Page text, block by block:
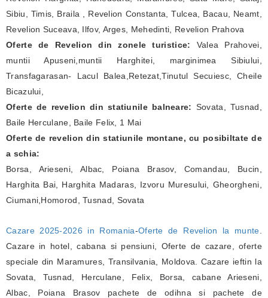
Sibiu, Timis, Braila , Revelion Constanta, Tulcea, Bacau, Neamt,
Revelion Suceava, Ilfov, Arges, Mehedinti, Revelion Prahova
Oferte de Revelion din zonele turistice: Valea Prahovei,
muntii Apuseni,muntii Harghitei, marginimea Sibiului,
Transfagarasan- Lacul Balea,Retezat,Tinutul Secuiesc, Cheile
Bicazului,
Oferte de revelion din statiunile balneare: Sovata, Tusnad,
Baile Herculane, Baile Felix, 1 Mai
Oferte de revelion din statiunile montane, cu posibiltate de
a schia:
Borsa, Arieseni, Albac, Poiana Brasov, Comandau, Bucin,
Harghita Bai, Harghita Madaras, Izvoru Muresului, Gheorgheni,
Ciumani,Homorod, Tusnad, Sovata
Cazare 2025-2026 in Romania-Oferte de Revelion la munte
Cazare in hotel, cabana si pensiuni, Oferte de cazare, oferte
speciale din Maramures, Transilvania, Moldova. Cazare ieftin la
Sovata, Tusnad, Herculane, Felix, Borsa, cabane Arieseni,
Albac, Poiana Brasov pachete de odihna si pachete de